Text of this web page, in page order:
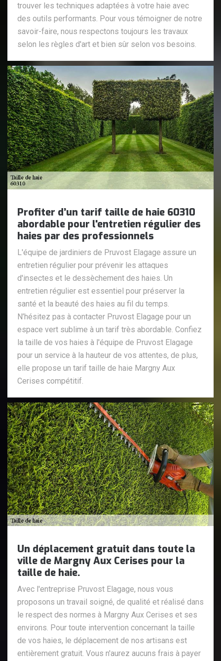
trouver les techniques adaptées à votre haie avec
des outils performants. Pour vous témoigner de notre
savoir-faire, nous respectons toujours les travaux
selon les règles d'art et bien sûr selon vos besoins.
Profiter d’un tarif taille de haie 60310
abordable pour l'entretien régulier des
haies par des professionnels
L'équipe de jardiniers de Pruvost Elagage assure un
entretien régulier pour prévenir les attaques
d'insectes et le dessèchement des haies. Un
entretien régulier est essentiel pour préserver la
santé et la beauté des haies au fil du temps.
N’hésitez pas à contacter Pruvost Elagage pour un
espace vert sublime à un tarif très abordable. Confiez
la taille de vos haies à l'équipe de Pruvost Elagage
pour un service à la hauteur de vos attentes, de plus,
elle propose un tarif taille de haie Margny Aux
Cerises compétitif.
Un déplacement gratuit dans toute la
ville de Margny Aux Cerises pour la
taille de haie.
Avec l'entreprise Pruvost Elagage, nous vous
proposons un travail soigné, de qualité et réalisé dans
le respect des normes à Margny Aux Cerises et ses
environs. Pour toute intervention concernant la taille
de vos haies, le déplacement de nos artisans est
entièrement gratuit. Vous n'aurez aucuns frais à payer